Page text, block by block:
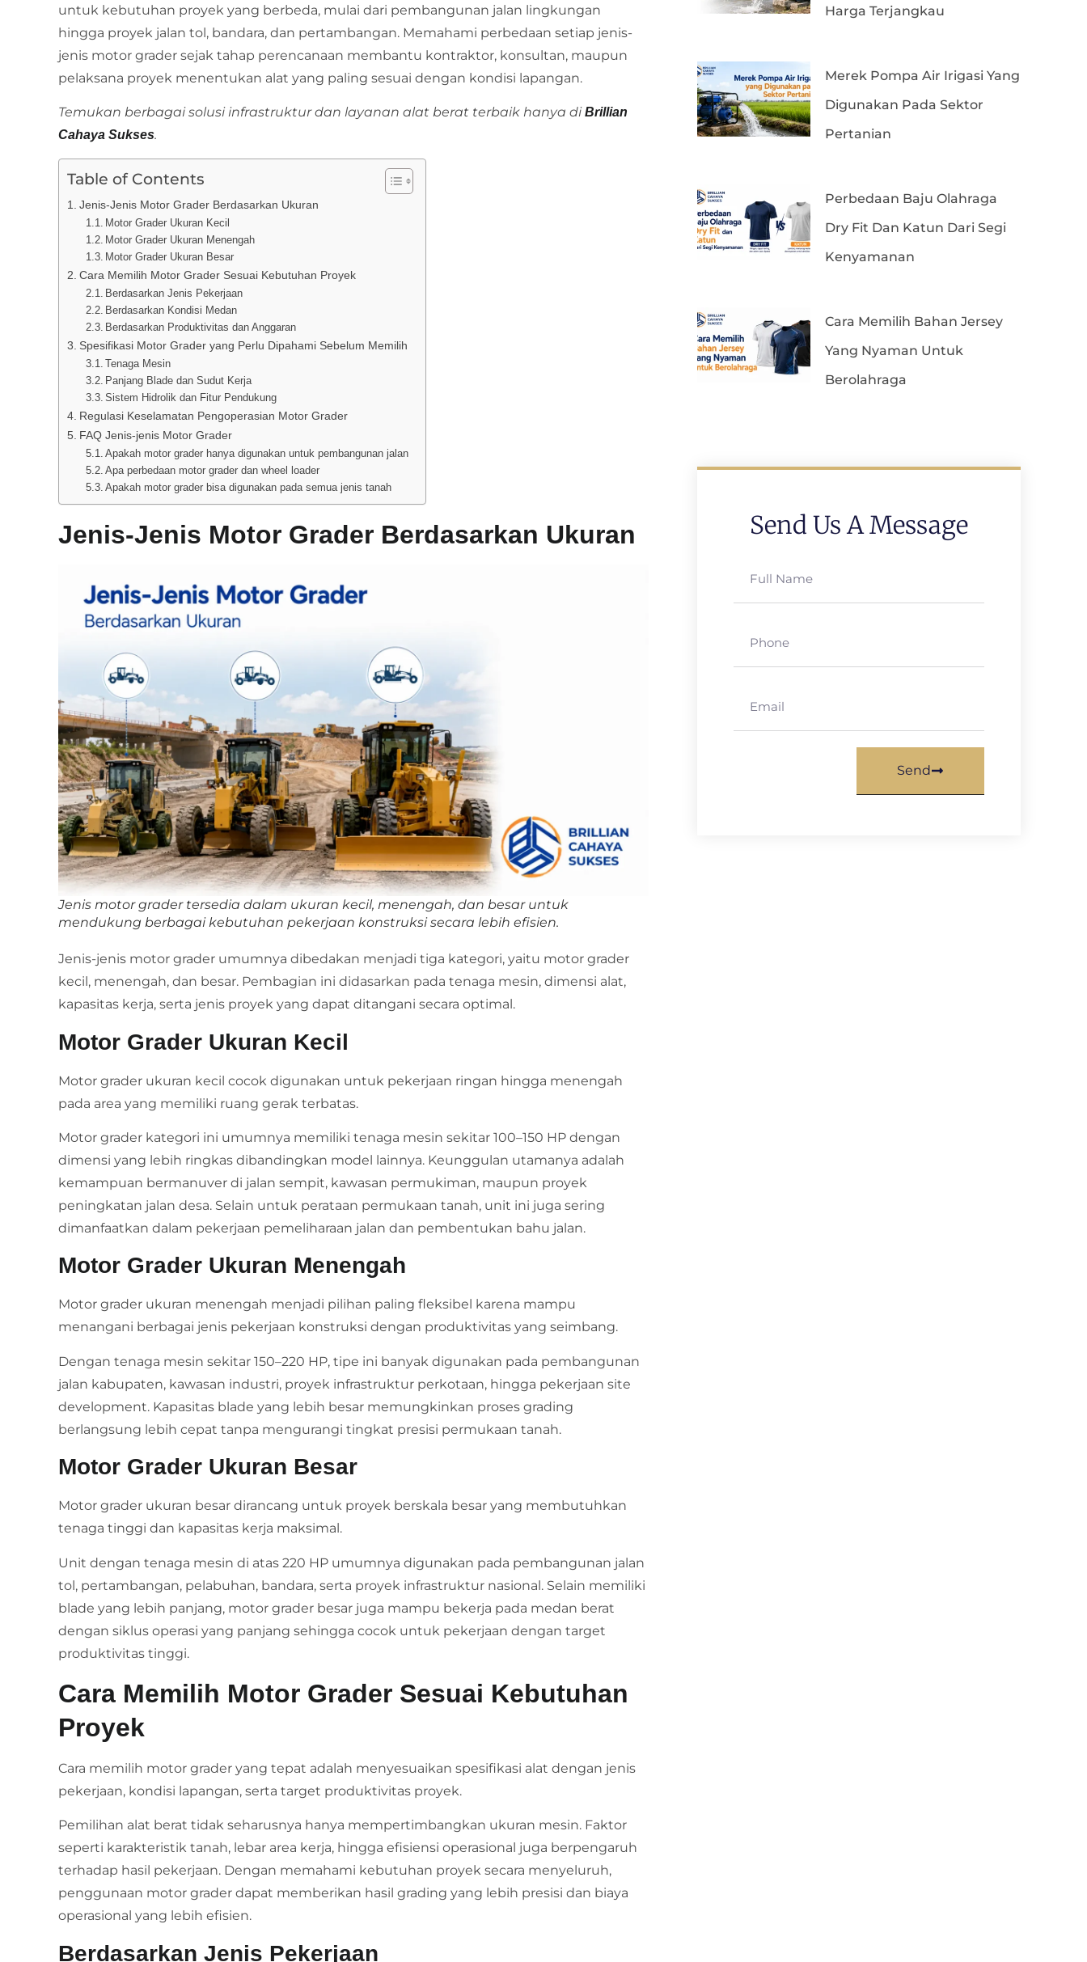
untuk kebutuhan proyek yang berbeda, mulai dari pembangunan jalan lingkungan
hingga proyek jalan tol, bandara, dan pertambangan. Memahami perbedaan setiap jenis-
jenis motor grader sejak tahap perencanaan membantu kontraktor, konsultan, maupun
pelaksana proyek menentukan alat yang paling sesuai dengan kondisi lapangan.
Temukan berbagai solusi infrastruktur dan layanan alat berat terbaik hanya diBrillian
Cahaya Sukses.
Table of Contents
Jenis-Jenis Motor Grader Berdasarkan Ukuran
Motor Grader Ukuran Kecil
Motor Grader Ukuran Menengah
Motor Grader Ukuran Besar
Cara Memilih Motor Grader Sesuai Kebutuhan Proyek
Berdasarkan Jenis Pekerjaan
Berdasarkan Kondisi Medan
Berdasarkan Produktivitas dan Anggaran
Spesifikasi Motor Grader yang Perlu Dipahami Sebelum Memilih
Tenaga Mesin
Panjang Blade dan Sudut Kerja
Sistem Hidrolik dan Fitur Pendukung
Regulasi Keselamatan Pengoperasian Motor Grader
FAQ Jenis-jenis Motor Grader
Apakah motor grader hanya digunakan untuk pembangunan jalan
Apa perbedaan motor grader dan wheel loader
Apakah motor grader bisa digunakan pada semua jenis tanah
Jenis-Jenis Motor Grader Berdasarkan Ukuran
Jenis motor grader tersedia dalam ukuran kecil, menengah, dan besar untuk
mendukung berbagai kebutuhan pekerjaan konstruksi secara lebih efisien.
Jenis-jenis motor grader umumnya dibedakan menjadi tiga kategori, yaitu motor grader
kecil, menengah, dan besar. Pembagian ini didasarkan pada tenaga mesin, dimensi alat,
kapasitas kerja, serta jenis proyek yang dapat ditangani secara optimal.
Motor Grader Ukuran Kecil
Motor grader ukuran kecil cocok digunakan untuk pekerjaan ringan hingga menengah
pada area yang memiliki ruang gerak terbatas.
Motor grader kategori ini umumnya memiliki tenaga mesin sekitar 100–150 HP dengan
dimensi yang lebih ringkas dibandingkan model lainnya. Keunggulan utamanya adalah
kemampuan bermanuver di jalan sempit, kawasan permukiman, maupun proyek
peningkatan jalan desa. Selain untuk perataan permukaan tanah, unit ini juga sering
dimanfaatkan dalam pekerjaan pemeliharaan jalan dan pembentukan bahu jalan.
Motor Grader Ukuran Menengah
Motor grader ukuran menengah menjadi pilihan paling fleksibel karena mampu
menangani berbagai jenis pekerjaan konstruksi dengan produktivitas yang seimbang.
Dengan tenaga mesin sekitar 150–220 HP, tipe ini banyak digunakan pada pembangunan
jalan kabupaten, kawasan industri, proyek infrastruktur perkotaan, hingga pekerjaan site
development. Kapasitas blade yang lebih besar memungkinkan proses grading
berlangsung lebih cepat tanpa mengurangi tingkat presisi permukaan tanah.
Motor Grader Ukuran Besar
Motor grader ukuran besar dirancang untuk proyek berskala besar yang membutuhkan
tenaga tinggi dan kapasitas kerja maksimal.
Unit dengan tenaga mesin di atas 220 HP umumnya digunakan pada pembangunan jalan
tol, pertambangan, pelabuhan, bandara, serta proyek infrastruktur nasional. Selain memiliki
blade yang lebih panjang, motor grader besar juga mampu bekerja pada medan berat
dengan siklus operasi yang panjang sehingga cocok untuk pekerjaan dengan target
produktivitas tinggi.
Cara Memilih Motor Grader Sesuai Kebutuhan
Proyek
Cara memilih motor grader yang tepat adalah menyesuaikan spesifikasi alat dengan jenis
pekerjaan, kondisi lapangan, serta target produktivitas proyek.
Pemilihan alat berat tidak seharusnya hanya mempertimbangkan ukuran mesin. Faktor
seperti karakteristik tanah, lebar area kerja, hingga efisiensi operasional juga berpengaruh
terhadap hasil pekerjaan. Dengan memahami kebutuhan proyek secara menyeluruh,
penggunaan motor grader dapat memberikan hasil grading yang lebih presisi dan biaya
operasional yang lebih efisien.
Berdasarkan Jenis Pekerjaan
Harga Terjangkau
Merek Pompa Air Irigasi Yang
Digunakan Pada Sektor
Pertanian
Perbedaan Baju Olahraga
Dry Fit Dan Katun Dari Segi
Kenyamanan
Cara Memilih Bahan Jersey
Yang Nyaman Untuk
Berolahraga
Send Us A Message
Send